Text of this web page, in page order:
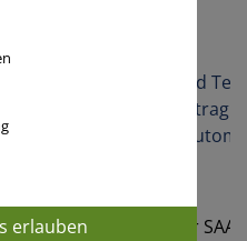
die Booster-Sorten
Verwertungsrichtung die
erlauben